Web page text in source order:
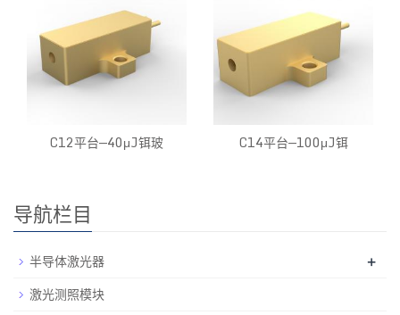
C12平台—40μJ铒玻 C14平台—100μJ铒
导航栏目
半导体激光器 +
激光测照模块